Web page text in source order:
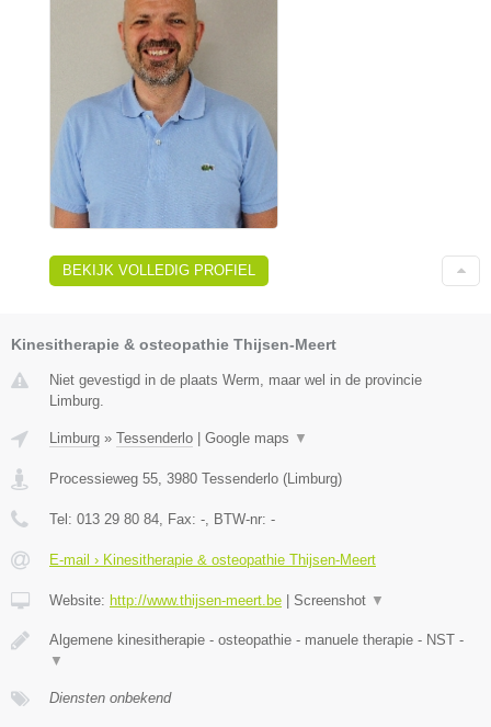
BEKIJK VOLLEDIG PROFIEL
Kinesitherapie & osteopathie Thijsen-Meert
Niet gevestigd in de plaats Werm, maar wel in de provincie
Limburg.
Limburg » Tessenderlo Google maps ▼
Processieweg 55 3980 Tessenderlo ( Limburg)
Tel: 013 29 80 84 , Fax: - , BTW-nr: -
E-mail › Kinesitherapie & osteopathie Thijsen-Meert
Website: http://www.thijsen-meert.be Screenshot ▼
Algemene kinesitherapie - osteopathie - manuele therapie - NST -
▼
Diensten onbekend